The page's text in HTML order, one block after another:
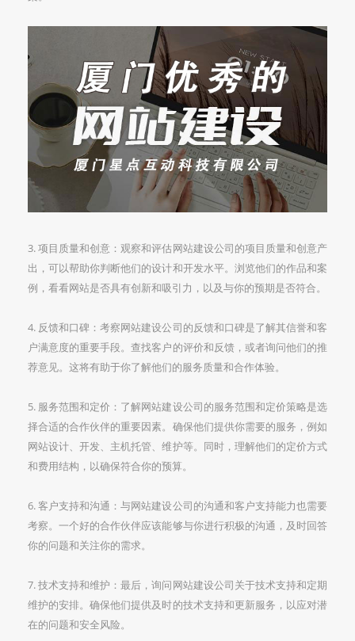
3. 项目质量和创意：观察和评估网站建设公司的项目质量和创意产
出，可以帮助你判断他们的设计和开发水平。浏览他们的作品和案
例，看看网站是否具有创新和吸引力，以及与你的预期是否符合。
4. 反馈和口碑：考察网站建设公司的反馈和口碑是了解其信誉和客
户满意度的重要手段。查找客户的评价和反馈，或者询问他们的推
荐意见。这将有助于你了解他们的服务质量和合作体验。
5. 服务范围和定价：了解网站建设公司的服务范围和定价策略是选
择合适的合作伙伴的重要因素。确保他们提供你需要的服务，例如
网站设计、开发、主机托管、维护等。同时，理解他们的定价方式
和费用结构，以确保符合你的预算。
6. 客户支持和沟通：与网站建设公司的沟通和客户支持能力也需要
考察。一个好的合作伙伴应该能够与你进行积极的沟通，及时回答
你的问题和关注你的需求。
7. 技术支持和维护：最后，询问网站建设公司关于技术支持和定期
维护的安排。确保他们提供及时的技术支持和更新服务，以应对潜
在的问题和安全风险。